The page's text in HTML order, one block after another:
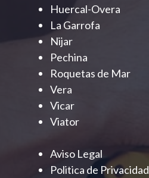
Huercal-Overa
La Garrofa
Nijar
Pechina
Roquetas de Mar
Vera
Vicar
Viator
Aviso Legal
Politica de Privacidad